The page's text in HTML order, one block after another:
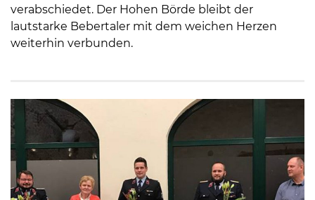
verabschiedet. Der Hohen Börde bleibt der
lautstarke Bebertaler mit dem weichen Herzen
weiterhin verbunden.